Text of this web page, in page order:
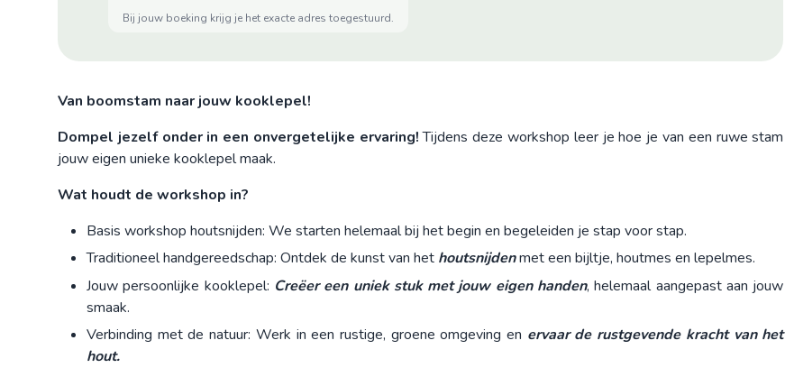
bij jouw boeking krijg je het exacte adres toegestuurd.
Van boomstam naar jouw kooklepel!
Dompel jezelf onder in een onvergetelijke ervaring!Tijdens deze workshop leer je hoe je van een ruwe stam
jouw eigen unieke kooklepel maak.
Wat houdt de workshop in?
Basis workshop houtsnijden: We starten helemaal bij het begin en begeleiden je stap voor stap.
Traditioneel handgereedschap: Ontdek de kunst van het houtsnijdenmet een bijltje, houtmes en lepelmes.
Jouw persoonlijke kooklepel: Creëer een uniek stuk met jouw eigen handen, helemaal aangepast aan jouw
smaak.
Verbinding met de natuur: Werk in een rustige, groene omgeving en ervaar de rustgevende kracht van het
hout.